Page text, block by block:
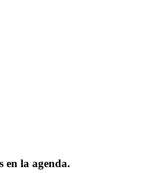
en la agenda.